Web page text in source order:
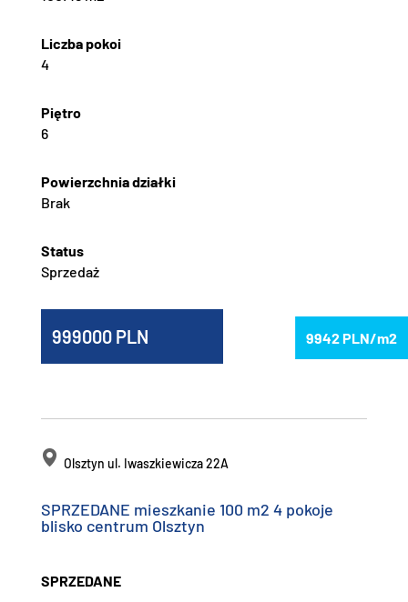
4
6
Brak
Sprzedaż
999000 9942
Olsztyn ul. Iwaszkiewicza 22A
SPRZEDANE mieszkanie 100 m2 4 pokoje
blisko centrum Olsztyn
SPRZEDANE